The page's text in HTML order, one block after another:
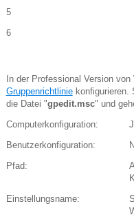
5
6
In der Professional Version
Gruppenrichtliniekonfigurieren.
die Datei "gpedit.msc" und
Computerkonfiguration:
Benutzerkonfiguration:
Pfad:
Einstellungsname: